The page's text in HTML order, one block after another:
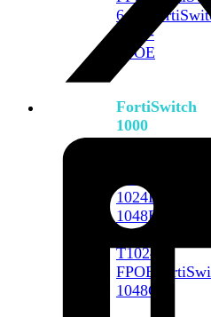
648F
648F-
FPOE
FortiSwitch
1000
1024E
1048E
T1024E
T1024F-
FPOE
1048G